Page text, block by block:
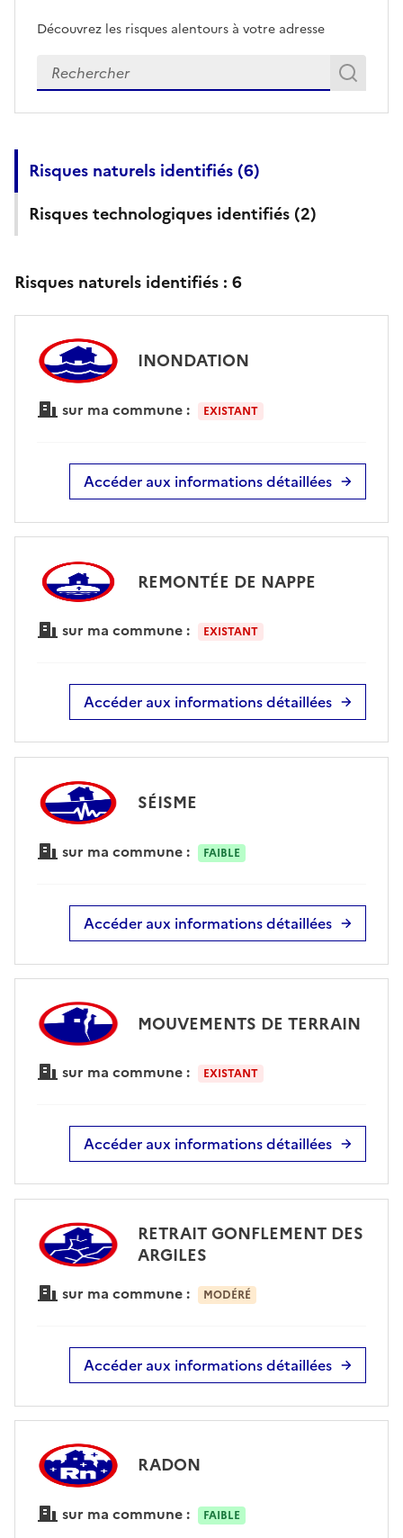
Découvrez les risques alentours à votre adresse
Veuillez renseigner votre adresse exacte
Risques naturels identifiés (6)
Risques technologiques identifiés (2)
Risques naturels identifiés : 6
INONDATION
sur ma commune : EXISTANT
Accéder aux informations détaillées
REMONTÉE DE NAPPE
sur ma commune : EXISTANT
Accéder aux informations détaillées
SÉISME
sur ma commune : FAIBLE
Accéder aux informations détaillées
MOUVEMENTS DE TERRAIN
sur ma commune : EXISTANT
Accéder aux informations détaillées
RETRAIT GONFLEMENT DES
ARGILES
sur ma commune : MODÉRÉ
Accéder aux informations détaillées
RADON
sur ma commune : FAIBLE